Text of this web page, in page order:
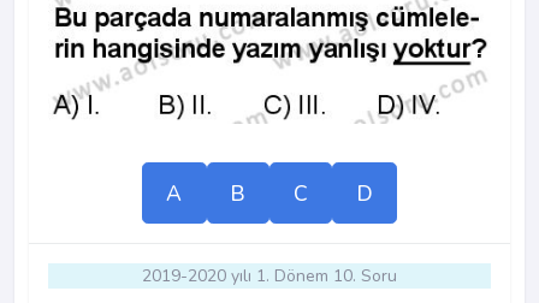
A B C D
2019-2020 yılı 1. Dönem 10. Soru